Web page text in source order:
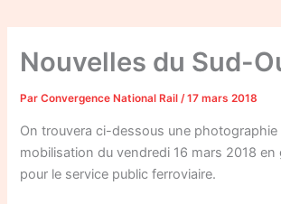
Nouvelles du Sud-
ParConvergence National Rail/17 mars 2018
On trouvera ci-dessous une photographie
mobilisation du vendredi 16 mars 2018 en
pour le service public ferroviaire.